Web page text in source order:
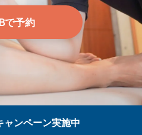
で予約
ャンペーン実施中